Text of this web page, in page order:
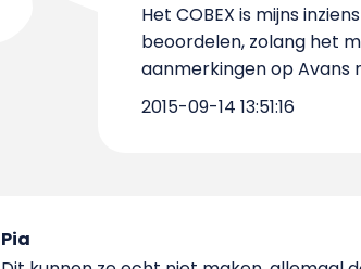
Het COBEX is mijns
beoordelen, zolang het
aanmerkingen op Avans
2015-09-14 13:51:16
Pia